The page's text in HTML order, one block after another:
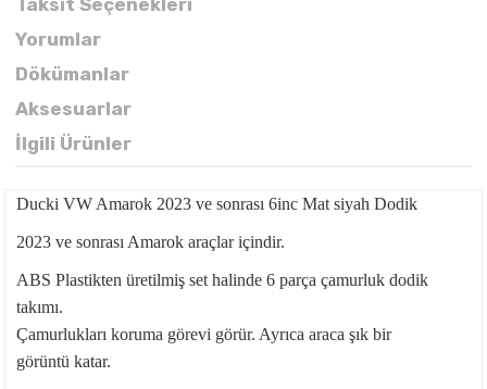
Taksit Seçenekleri
Yorumlar
Dökümanlar
Aksesuarlar
İlgili Ürünler
Ducki VW Amarok 2023 ve sonrası 6inc Mat siyah Dodik
2023 ve sonrası Amarok araçlar içindir.
ABS Plastikten üretilmiş set halinde 6 parça çamurluk dodik
takımı.
Çamurlukları koruma görevi görür. Ayrıca araca şık bir
görüntü katar.